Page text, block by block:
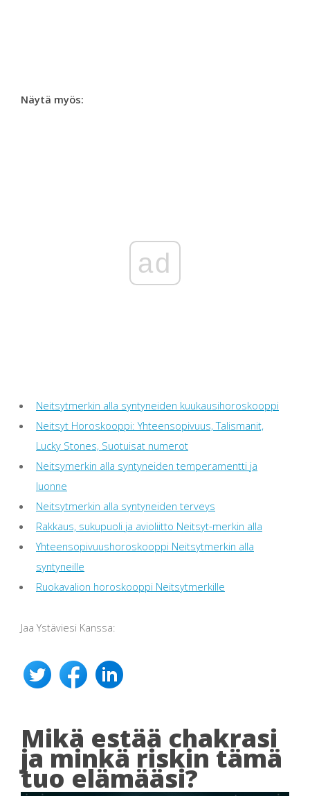
Näytä myös:
ad
Neitsytmerkin alla syntyneiden kuukausihoroskooppi
Neitsyt Horoskooppi: Yhteensopivuus, Talismanit,
Lucky Stones, Suotuisat numerot
Neitsymerkin alla syntyneiden temperamentti ja
luonne
Neitsytmerkin alla syntyneiden terveys
Rakkaus, sukupuoli ja avioliitto Neitsyt-merkin alla
Yhteensopivuushoroskooppi Neitsytmerkin alla
syntyneille
Ruokavalion horoskooppi Neitsytmerkille
Jaa Ystäviesi Kanssa:
Mikä estää chakrasi
ja minkä riskin tämä
tuo elämääsi?